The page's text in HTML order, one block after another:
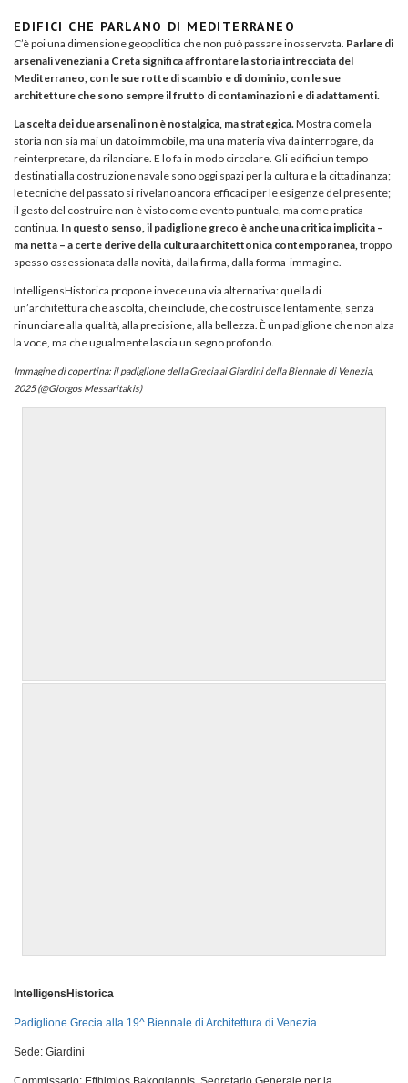
EDIFICI CHE PARLANO DI MEDITERRANEO
C’è poi una dimensione geopolitica che non può passare inosservata. Parlare di
arsenali veneziani a Creta significa affrontare la storia intrecciata del
Mediterraneo, con le sue rotte di scambio e di dominio, con le sue
architetture che sono sempre il frutto di contaminazioni e di adattamenti.
La scelta dei due arsenali non è nostalgica, ma strategica. Mostra come la
storia non sia mai un dato immobile, ma una materia viva da interrogare, da
reinterpretare, da rilanciare. E lo fa in modo circolare. Gli edifici un tempo
destinati alla costruzione navale sono oggi spazi per la cultura e la cittadinanza;
le tecniche del passato si rivelano ancora efficaci per le esigenze del presente;
il gesto del costruire non è visto come evento puntuale, ma come pratica
continua. In questo senso, il padiglione greco è anche una critica implicita –
ma netta – a certe derive della cultura architettonica contemporanea, troppo
spesso ossessionata dalla novità, dalla firma, dalla forma-immagine.
IntelligensHistorica propone invece una via alternativa: quella di
un’architettura che ascolta, che include, che costruisce lentamente, senza
rinunciare alla qualità, alla precisione, alla bellezza. È un padiglione che non alza
la voce, ma che ugualmente lascia un segno profondo.
Immagine di copertina: il padiglione della Grecia ai Giardini della Biennale di Venezia,
2025 (@Giorgos Messaritakis)
IntelligensHistorica
Padiglione Grecia alla 19^ Biennale di Architettura di Venezia
Sede: Giardini